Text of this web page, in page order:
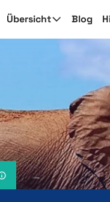
Übersicht Blog